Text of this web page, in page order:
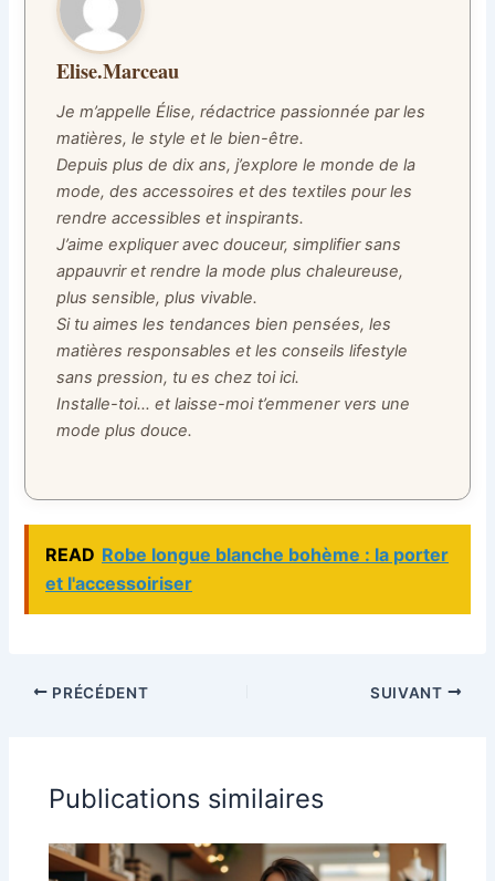
Elise.Marceau
Je m’appelle Élise, rédactrice passionnée par les
matières, le style et le bien-être.
Depuis plus de dix ans, j’explore le monde de la
mode, des accessoires et des textiles pour les
rendre accessibles et inspirants.
J’aime expliquer avec douceur, simplifier sans
appauvrir et rendre la mode plus chaleureuse,
plus sensible, plus vivable.
Si tu aimes les tendances bien pensées, les
matières responsables et les conseils lifestyle
sans pression, tu es chez toi ici.
Installe-toi… et laisse-moi t’emmener vers une
mode plus douce.
READ Robe longue blanche bohème : la porter
et l'accessoiriser
PRÉCÉDENT SUIVANT
Publications similaires